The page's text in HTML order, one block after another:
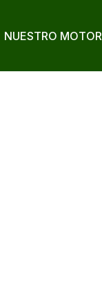
NUESTRO MOTOR